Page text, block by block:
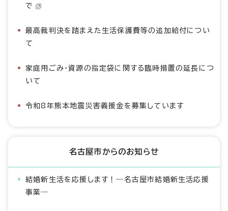
で
最高裁判決を踏まえた生活保護費等の追加給付につい
て
家庭用ごみ・資源の指定袋に関する臨時措置の延長につ
いて
令和8年熊本地震災害義援金を募集しています
名古屋市からのお知らせ
結婚新生活を応援します！―名古屋市結婚新生活応援
事業―